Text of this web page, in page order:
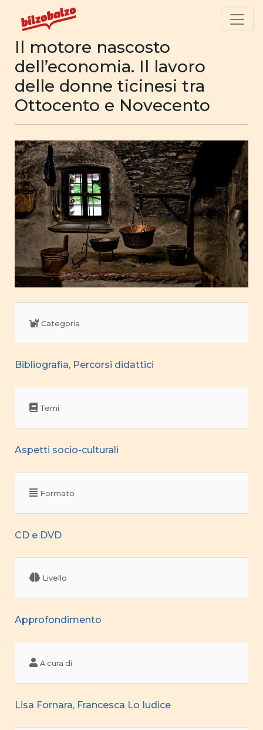
Il motore nascosto
dell’economia. Il lavoro
delle donne ticinesi tra
Ottocento e Novecento
Categoria
Bibliografia, Percorsi didattici
Temi
Aspetti socio-culturali
Formato
CD e DVD
Livello
Approfondimento
A cura di
Lisa Fornara, Francesca Lo Iudice